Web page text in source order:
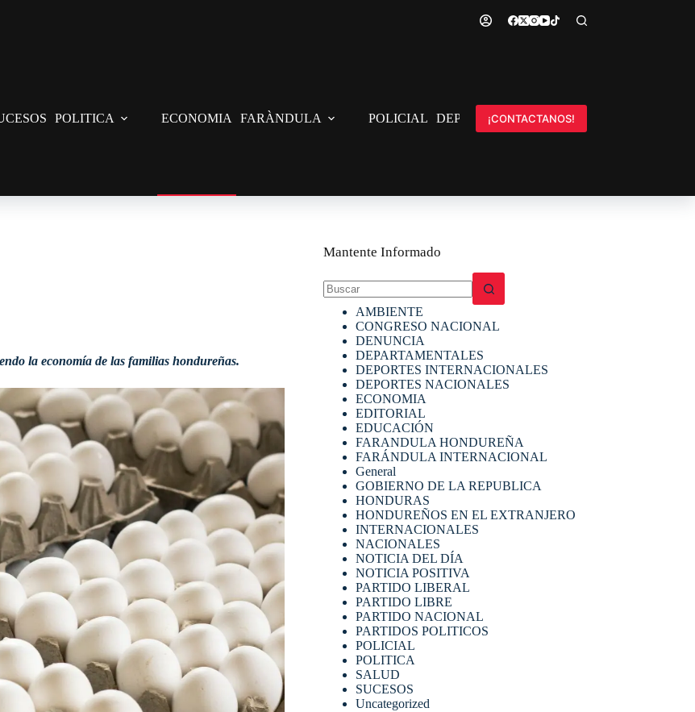
POLITICA ECONOMIA FARÀNDULA POLICIAL DEPORTES INTERNACIONAL
¡CONTACTANOS!
la economía de las familias hondureñas.
Mantente Informado
resultados
AMBIENTE
CONGRESO NACIONAL
DENUNCIA
DEPARTAMENTALES
DEPORTES INTERNACIONALES
DEPORTES NACIONALES
ECONOMIA
EDITORIAL
EDUCACIÓN
FARANDULA HONDUREÑA
FARÁNDULA INTERNACIONAL
General
GOBIERNO DE LA REPUBLICA
HONDURAS
HONDUREÑOS EN EL EXTRANJERO
INTERNACIONALES
NACIONALES
NOTICIA DEL DÍA
NOTICIA POSITIVA
PARTIDO LIBERAL
PARTIDO LIBRE
PARTIDO NACIONAL
PARTIDOS POLITICOS
POLICIAL
POLITICA
SALUD
SUCESOS
Uncategorized